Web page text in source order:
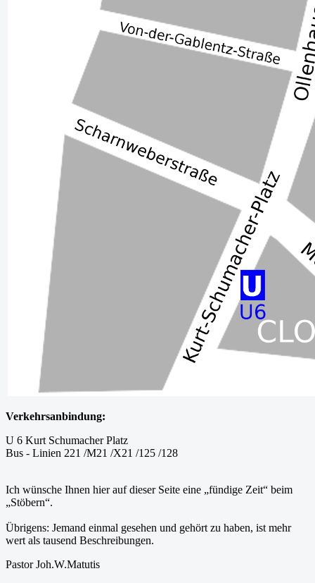
Verkehrsanbindung:
U 6 Kurt Schumacher Platz
Bus - Linien 221 /M21 /X21 /125 /128
Ich wünsche Ihnen hier auf dieser Seite eine „fündige Zeit“ beim
„Stöbern“.
Übrigens: Jemand einmal gesehen und gehört zu haben, ist mehr
wert als tausend Beschreibungen.
Pastor Joh.W.Matutis